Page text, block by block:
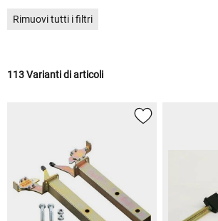
Rimuovi tutti i filtri
113 Varianti di articoli